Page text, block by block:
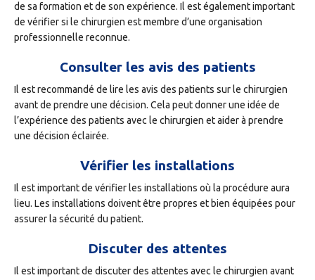
de sa formation et de son expérience. Il est également important
de vérifier si le chirurgien est membre d’une organisation
professionnelle reconnue.
Consulter les avis des patients
Il est recommandé de lire les avis des patients sur le chirurgien
avant de prendre une décision. Cela peut donner une idée de
l’expérience des patients avec le chirurgien et aider à prendre
une décision éclairée.
Vérifier les installations
Il est important de vérifier les installations où la procédure aura
lieu. Les installations doivent être propres et bien équipées pour
assurer la sécurité du patient.
Discuter des attentes
Il est important de discuter des attentes avec le chirurgien avant